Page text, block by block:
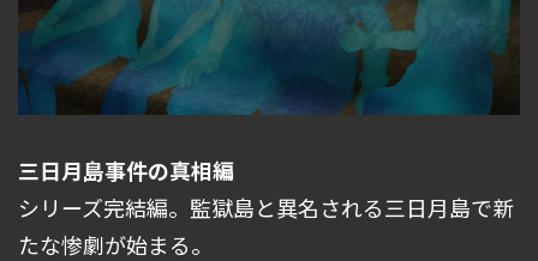
三日月島事件の真相編
シリーズ完結編。監獄島と異名される三日月島で新
たな惨劇が始まる。